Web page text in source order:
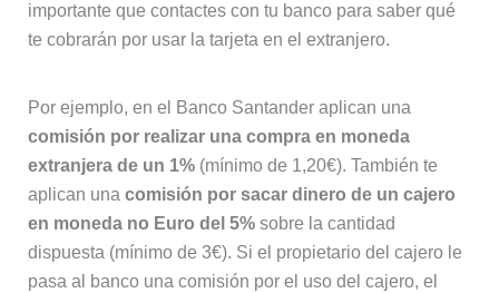
importante que contactes con tu banco para saber qué
te cobrarán por usar la tarjeta en el extranjero.
Por ejemplo, en el Banco Santander aplican una
comisión por realizar una compra en moneda
extranjera de un 1%(mínimo de 1,20€). También te
aplican una comisión por sacar dinero de un cajero
en moneda no Euro del 5%sobre la cantidad
dispuesta (mínimo de 3€). Si el propietario del cajero le
pasa al banco una comisión por el uso del cajero, el